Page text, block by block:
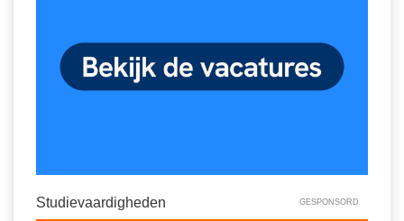
Studievaardigheden GESPONSORD